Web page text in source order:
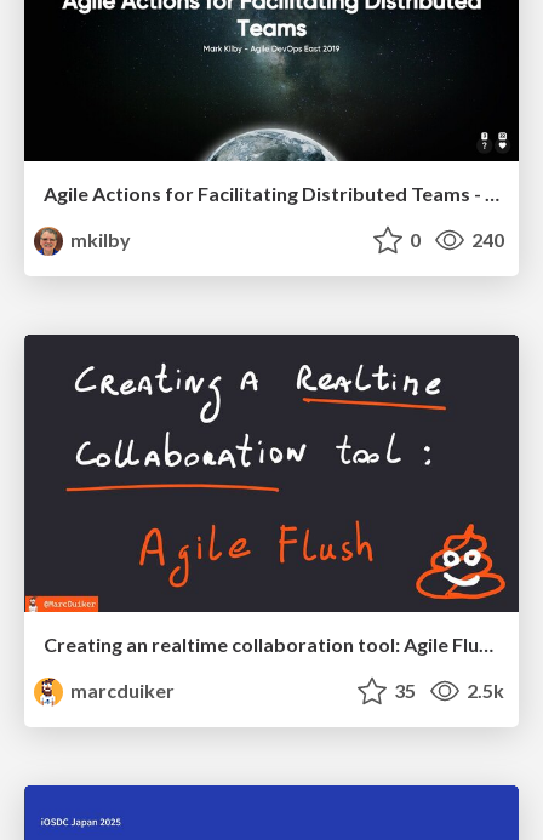
mkilby
0 240
Creating an realtime collaboration tool: Agile Flush - .NET Oxford
marcduiker
35 2.5k